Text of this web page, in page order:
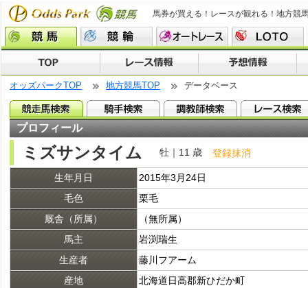
馬券が買える！レースが観れる！地方競
オッズパークTOP 地方競馬TOP データベース
プロフィール
ミズサンタイム 牡｜11 歳 登録抹消
生年月日
2015年3月24日
毛色
栗毛
厩舎（所属）
（無所属）
馬主
岩渕瑞生
生産者
藤川フアーム
産地
北海道日高郡新ひだか町